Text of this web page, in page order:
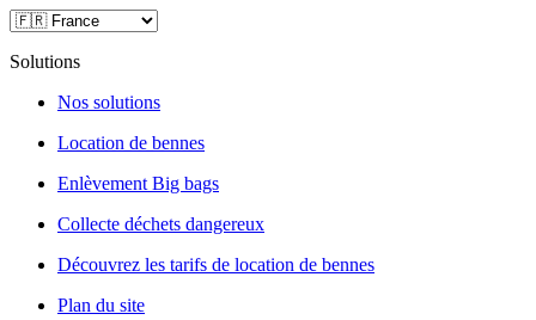
Solutions
Nos solutions
Location de bennes
Enlèvement Big bags
Collecte déchets dangereux
Découvrez les tarifs de location de bennes
Plan du site